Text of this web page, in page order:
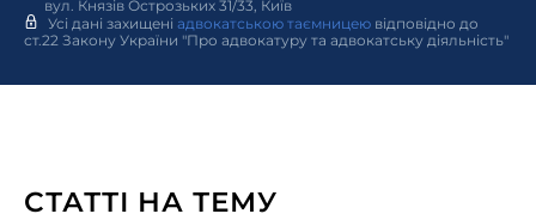
вул. Князів Острозьких 31/33, Київ
Усі дані захищені адвокатською таємницею відповідно до
ст.22 Закону України "Про адвокатуру та адвокатську діяльність"
СТАТТІ НА ТЕМУ